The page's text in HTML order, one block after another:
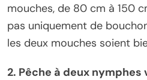
mouches, de 80 cm à 150
pas uniquement de
les deux mouches soient
2. Pêche à deux